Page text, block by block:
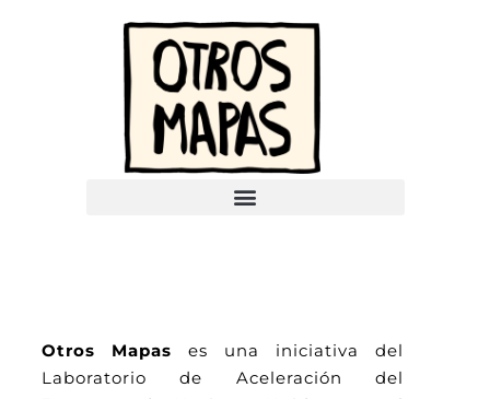
Otros Mapas es una iniciativa del
Laboratorio de Aceleración del